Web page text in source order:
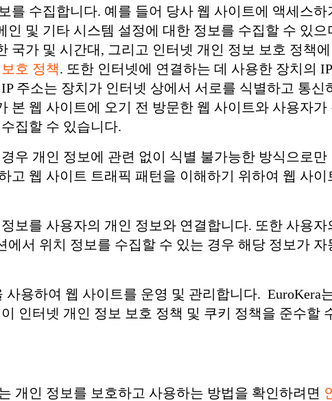
를 수집합니다. 예를 들어 당사 웹 사이트에 액세스하
및 기타 시스템 설정에 대한 정보를 수집할 수 있으
국가 및 시간대, 그리고 인터넷 개인 정보 보호 정책에
호 정책. 또한 인터넷에 연결하는 데 사용한 장치의
주소는 장치가 인터넷 상에서 서로를 식별하고 통신
본 웹 사이트에 오기 전 방문한 웹 사이트와 사용자가
집할 수 있습니다.
우 개인 정보에 관련 없이 식별 불가능한 방식으로만
고 웹 사이트 트래픽 패턴을 이해하기 위하여 웹 사이
보를 사용자의 개인 정보와 연결합니다. 또한 사용자
서 위치 정보를 수집할 수 있는 경우 해당 정보가 자
용하여 웹 사이트를 운영 및 관리합니다. EuroKera
인터넷 개인 정보 보호 정책 및 쿠키 정책을 준수할
개인 정보를 보호하고 사용하는 방법을 확인하려면